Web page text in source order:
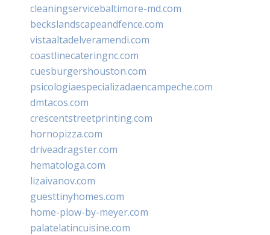
cleaningservicebaltimore-md.com
beckslandscapeandfence.com
vistaaltadelveramendi.com
coastlinecateringnc.com
cuesburgershouston.com
psicologiaespecializadaencampeche.com
dmtacos.com
crescentstreetprinting.com
hornopizza.com
driveadragster.com
hematologa.com
lizaivanov.com
guesttinyhomes.com
home-plow-by-meyer.com
palatelatincuisine.com